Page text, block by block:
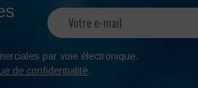
par voie électronique.
de confidentialité.